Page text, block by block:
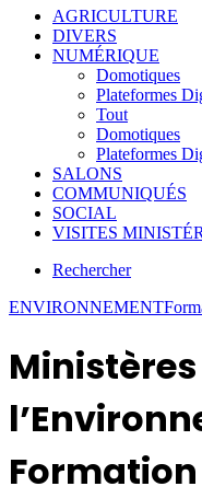
AGRICULTURE
DIVERS
NUMÉRIQUE
Domotiques
Plateformes
Tout
Domotiques
Plateformes
SALONS
COMMUNIQUÉS
SOCIAL
VISITES
Rechercher
ENVIRONNEMENT
Formation